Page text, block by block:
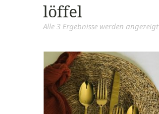
löffel
Alle 3 Ergebnisse werden angezeigt